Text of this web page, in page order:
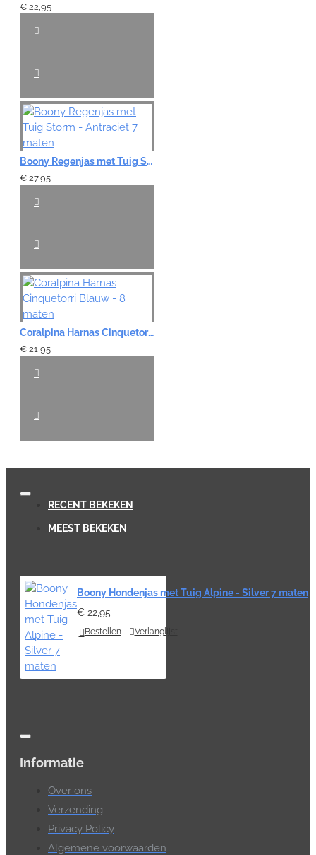
€ 22,95
Boony Regenjas met Tuig Storm - Antraciet 7 maten
€ 27,95
Coralpina Harnas Cinquetorri Blauw - 8 maten
€ 21,95
RECENT BEKEKEN
MEEST BEKEKEN
Boony Hondenjas met Tuig Alpine - Silver 7 maten
€ 22,95
Bestellen Verlanglijst
Informatie
Over ons
Verzending
Privacy Policy
Algemene voorwaarden